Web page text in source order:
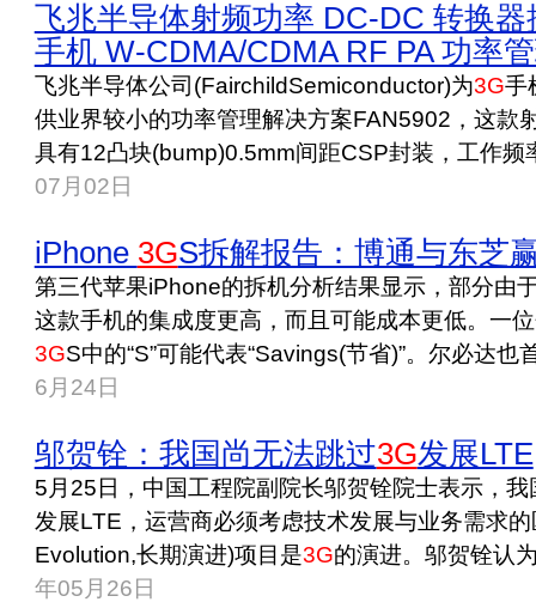
飞兆半导体射频功率 DC-DC 转换
手机 W-CDMA/CDMA RF PA 功率
飞兆半导体公司(FairchildSemiconductor)为3G手
供业界较小的功率管理解决方案FAN5902，这款
具有12凸块(bump)0.5mm间距CSP封装，工作频
07月02日
iPhone 3GS拆解报告：博通与东芝
第三代苹果iPhone的拆机分析结果显示，部分由
这款手机的集成度更高，而且可能成本更低。一
3GS中的“S”可能代表“Savings(节省)”。尔必达也
6月24日
邬贺铨：我国尚无法跳过3G发展LTE
5月25日，中国工程院副院长邬贺铨院士表示，
发展LTE，运营商必须考虑技术发展与业务需求
Evolution,长期演进)项目是3G的演进。邬贺铨认
年05月26日